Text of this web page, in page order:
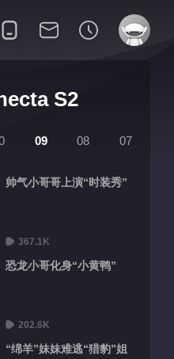
S2
09 08 07
帅气小哥哥上演“时装秀”
367.1K
恐龙小哥化身“小黄鸭”
202.6K
“绵羊”妹妹难逃“猎豹”姐